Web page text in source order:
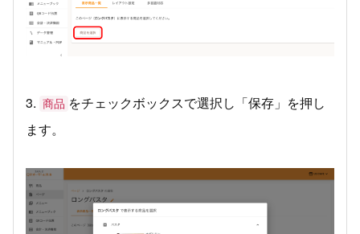
3. 商品 をチェックボックスで選択し「保存」を押し
ます。